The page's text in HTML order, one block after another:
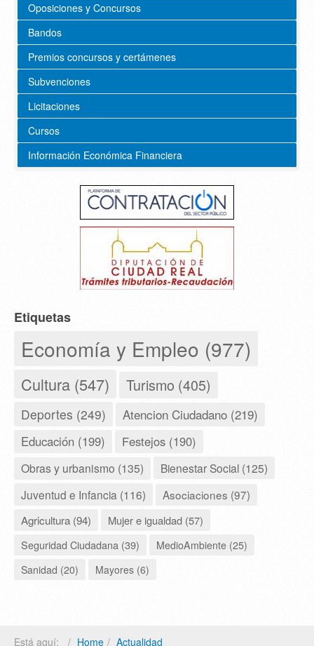
Oposiciones y Concursos
Bandos
Premios concursos y certámenes
Subvenciones
Licitaciones
Cursos
Información Económica Financiera
Etiquetas
Economía y Empleo (977)
Cultura (547) Turismo (405)
Deportes (249) Atencion Ciudadano (219)
Educación (199) Festejos (190)
Obras y urbanismo (135)
Bienestar Social (125)
Juventud e Infancia (116)
Asociaciones (97)
Agricultura (94)
Mujer e igualdad (57)
Seguridad Ciudadana (39)
MedioAmbiente (25)
Sanidad (20)
Mayores (6)
Está aquí: Home Actualidad